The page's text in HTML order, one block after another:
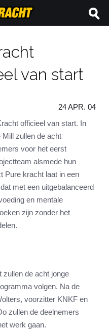
van start
24 APR. 04
officieel van start. In
zullen de acht
voor het eerst
alsmede hun
Pure kracht laat in een
met een uitgebalanceerd
en mentale
zijn zonder het
zullen de acht jonge
volgen. Na de
voorzitter KNKF en
zullen de deelnemers
werk gaan.